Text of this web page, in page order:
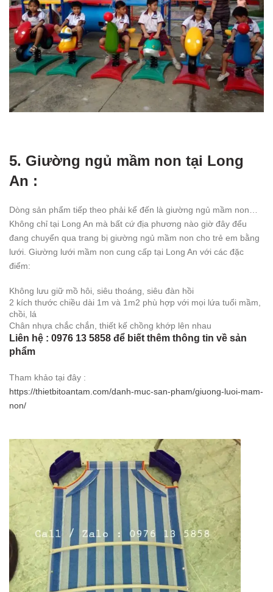
5. Giường ngủ mầm non tại Long
An :
Dòng sản phẩm tiếp theo phải kể đến là giường ngủ mầm non…
Không chỉ tại Long An mà bất cứ địa phương nào giờ đây đểu
đang chuyển qua trang bị giường ngủ mầm non cho trẻ em bằng
lưới. Giường lưới mầm non cung cấp tại Long An với các đặc
điểm:
Không lưu giữ mồ hôi, siêu thoáng, siêu đàn hồi
2 kích thước chiều dài 1m và 1m2 phù hợp với mọi lứa tuổi mầm,
chồi, lá
Chân nhựa chắc chắn, thiết kế chồng khớp lên nhau
Liên hệ : 0976 13 5858 để biết thêm thông tin về sản
phẩm
Tham khảo tại đây :
https://thietbitoantam.com/danh-muc-san-pham/giuong-luoi-mam-
non/